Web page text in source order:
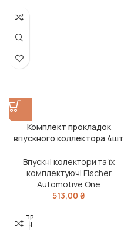
Комплект прокладок
впускного коллектора 4шт
Fischer)
Впускні колектори та їх
комплектуючі Fischer
Automotive One
513,00 ₴
РОЗПР
ОДАН